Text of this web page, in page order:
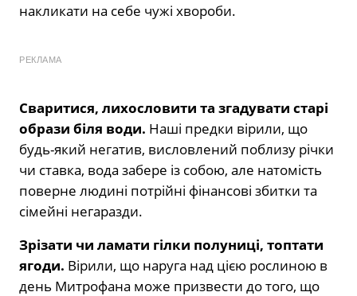
накликати на себе чужі хвороби.
РЕКЛАМА
Сваритися, лихословити та згадувати старі
образи біля води. Наші предки вірили, що
будь-який негатив, висловлений поблизу річки
чи ставка, вода забере із собою, але натомість
поверне людині потрійні фінансові збитки та
сімейні негаразди.
Зрізати чи ламати гілки полуниці, топтати
ягоди. Вірили, що наруга над цією рослиною в
день Митрофана може призвести до того, що